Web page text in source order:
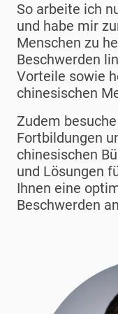
So arbeite ich
und habe mir
Menschen zu
Beschwerden
Vorteile sowie
chinesischen
Zudem
Fortbildungen
chinesischen
und Lösungen
Ihnen eine
Beschwerden